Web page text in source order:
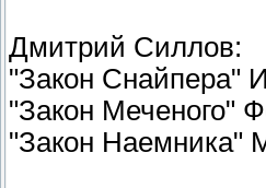
Дмитрий Силлов:
"Закон Снайпера"
"Закон Меченого"
"Закон Наемника"